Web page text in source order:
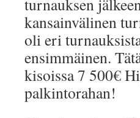
turnauksen
kansainvälinen
oli eri
ensimmäinen.
kisoissa 7 500€
palkintorahan!